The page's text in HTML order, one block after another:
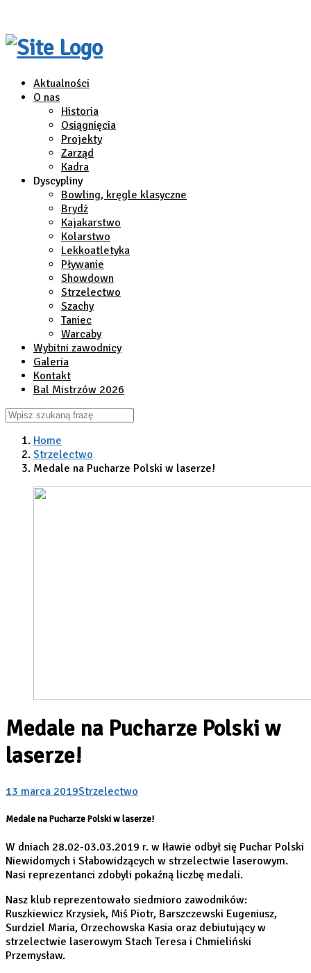
Aktualności
O nas
Historia
Osiągnięcia
Projekty
Zarząd
Kadra
Dyscypliny
Bowling, kręgle klasyczne
Brydż
Kajakarstwo
Kolarstwo
Lekkoatletyka
Pływanie
Showdown
Strzelectwo
Szachy
Taniec
Warcaby
Wybitni zawodnicy
Galeria
Kontakt
Bal Mistrzów 2026
Home
Strzelectwo
Medale na Pucharze Polski w laserze!
Medale na Pucharze Polski w
laserze!
13 marca 2019Strzelectwo
Medale na Pucharze Polski w laserze!
W dniach 28.02-03.03.2019 r. w Iławie odbył się Puchar Polski
Niewidomych i Słabowidzących w strzelectwie laserowym.
Nasi reprezentanci zdobyli pokaźną liczbę medali.
Nasz klub reprezentowało siedmioro zawodników:
Ruszkiewicz Krzysiek, Miś Piotr, Barszczewski Eugeniusz,
Surdziel Maria, Orzechowska Kasia oraz debiutujący w
strzelectwie laserowym Stach Teresa i Chmieliński
Przemysław.